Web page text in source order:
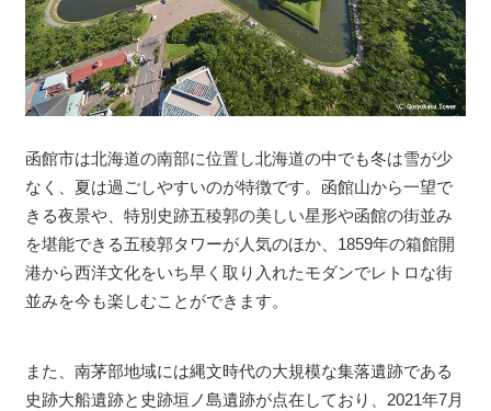
函館市は北海道の南部に位置し北海道の中でも冬は雪が少
なく、夏は過ごしやすいのが特徴です。函館山から一望で
きる夜景や、特別史跡五稜郭の美しい星形や函館の街並み
を堪能できる五稜郭タワーが人気のほか、1859年の箱館開
港から西洋文化をいち早く取り入れたモダンでレトロな街
並みを今も楽しむことができます。
また、南茅部地域には縄文時代の大規模な集落遺跡である
史跡大船遺跡と史跡垣ノ島遺跡が点在しており、2021年7月